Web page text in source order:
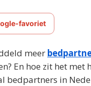
favoriet
meer
En hoe zit het met
bedpartners in